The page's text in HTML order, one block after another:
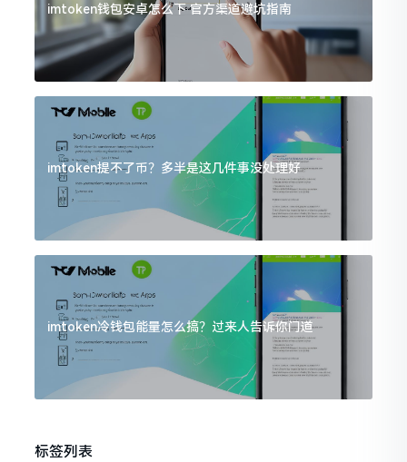
imtoken钱包安卓怎么下 官方渠道避坑指南
imtoken提不了币？多半是这几件事没处理好
imtoken冷钱包能量怎么搞？过来人告诉你门道
标签列表